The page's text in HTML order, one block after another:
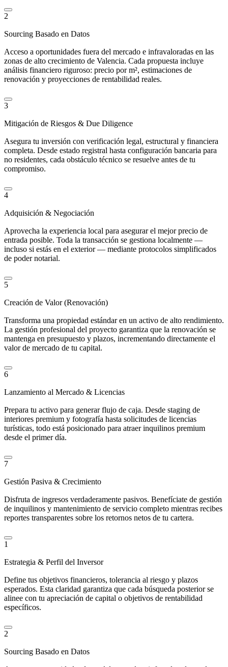
2
Sourcing Basado en Datos
Acceso a oportunidades fuera del mercado e infravaloradas en las
zonas de alto crecimiento de Valencia. Cada propuesta incluye
análisis financiero riguroso: precio por m², estimaciones de
renovación y proyecciones de rentabilidad reales.
3
Mitigación de Riesgos & Due Diligence
Asegura tu inversión con verificación legal, estructural y financiera
completa. Desde estado registral hasta configuración bancaria para
no residentes, cada obstáculo técnico se resuelve antes de tu
compromiso.
4
Adquisición & Negociación
Aprovecha la experiencia local para asegurar el mejor precio de
entrada posible. Toda la transacción se gestiona localmente —
incluso si estás en el exterior — mediante protocolos simplificados
de poder notarial.
5
Creación de Valor (Renovación)
Transforma una propiedad estándar en un activo de alto rendimiento.
La gestión profesional del proyecto garantiza que la renovación se
mantenga en presupuesto y plazos, incrementando directamente el
valor de mercado de tu capital.
6
Lanzamiento al Mercado & Licencias
Prepara tu activo para generar flujo de caja. Desde staging de
interiores premium y fotografía hasta solicitudes de licencias
turísticas, todo está posicionado para atraer inquilinos premium
desde el primer día.
7
Gestión Pasiva & Crecimiento
Disfruta de ingresos verdaderamente pasivos. Benefíciate de gestión
de inquilinos y mantenimiento de servicio completo mientras recibes
reportes transparentes sobre los retornos netos de tu cartera.
1
Estrategia & Perfil del Inversor
Define tus objetivos financieros, tolerancia al riesgo y plazos
esperados. Esta claridad garantiza que cada búsqueda posterior se
alinee con tu apreciación de capital o objetivos de rentabilidad
específicos.
2
Sourcing Basado en Datos